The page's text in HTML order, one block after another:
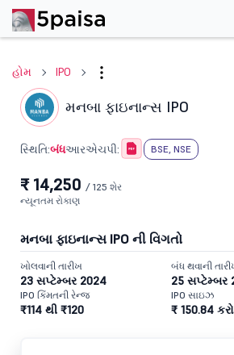
હોમ IPO
મનબા ફાઇનાન્સ IPO
સ્થિતિ:બંધઆરએચપી: BSE, NSE
₹ 14,250 / 125 શેર
ન્યૂનતમ રોકાણ
મનબા ફાઇનાન્સ IPO ની વિગતો
ખોલવાની તારીખ
23 સપ્ટેમ્બર 2024
બંધ થવાની
25 સપ્ટેમ્બર
IPO કિંમતની રેન્જ
₹114 થી ₹120
IPO સાઇઝ
₹ 150.84